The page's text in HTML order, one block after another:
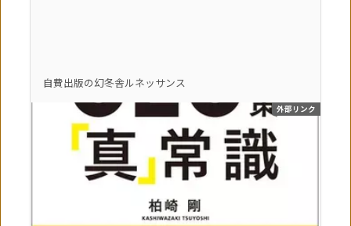
自費出版の幻冬舎ルネッサンス
外部リンク